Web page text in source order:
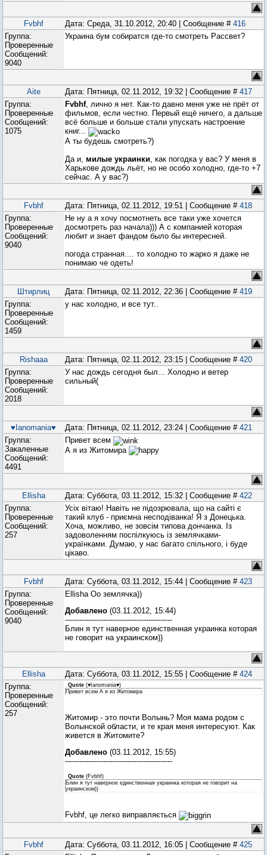
Fvbhf Дата: Среда, 31.10.2012, 20:40 | Сообщение # 416
Группа:
Проверенные
Сообщений:
9040
Украина бум собиратся где-то смотреть Рассвет?
Aite Дата: Пятница, 02.11.2012, 19:32 | Сообщение # 417
Группа:
Проверенные
Сообщений:
1075
Fvbhf, лично я нет. Как-то давно меня уже не прёт от
фильмов, если честно. Первый ещё ничего, а дальше
всё больше и больше стали упускать настроение
книг...
А ты будешь смотреть?)
Да и, милые украинки , как погодка у вас? У меня в
Харькове дождь льёт, но не особо холодно, где-то +7
сейчас. А у вас?)
Fvbhf Дата: Пятница, 02.11.2012, 19:51 | Сообщение # 418
Группа:
Проверенные
Сообщений:
9040
Не ну а я хочу посмотнеть все таки уже хочется
досмотреть раз начала))) А с компанией которая
любит и знает фандом было бы интересней.
погода странная.... то холодно то жарко я даже не
понимаю че одеть!
Штирлиц Дата: Пятница, 02.11.2012, 22:36 | Сообщение # 419
Группа:
Проверенные
Сообщений:
1459
у нас холодно, и все тут..
Rishaaa Дата: Пятница, 02.11.2012, 23:15 | Сообщение # 420
Группа:
Проверенные
Сообщений:
2018
У нас дождь сегодня был... Холодно и ветер
сильный(
♥Ianomania♥ Дата: Пятница, 02.11.2012, 23:24 | Сообщение # 421
Группа:
Закаленные
Сообщений:
4491
Привет всем
А я из Житомира
Ellisha Дата: Суббота, 03.11.2012, 15:32 | Сообщение # 422
Группа:
Проверенные
Сообщений:
257
Усіх вітаю! Навіть не підозрювала, що на сайті є
такий клуб - приємна несподіванка! Я з Донецька.
Хоча, можливо, не зовсім типова дончанка. Із
задоволенням поспілкуюсь із землячками-
українками. Думаю, у нас багато спільного, і буде
цікаво.
Fvbhf Дата: Суббота, 03.11.2012, 15:44 | Сообщение # 423
Группа:
Проверенные
Сообщений:
9040
Ellisha Оо землячка))
Добавлено (03.11.2012, 15:44)
---------------------------------------------
Блин я тут наверное единственная украинка которая
не говорит на украинском))
Ellisha Дата: Суббота, 03.11.2012, 15:55 | Сообщение # 424
Группа:
Проверенные
Сообщений:
257
Quote (♥Ianomania♥)
Привет всем А я из Житомира
Житомир - это почти Волынь? Моя мама родом с
Волынской области, и те края меня интересуют. Как
живется в Житомите?
Добавлено (03.11.2012, 15:55)
---------------------------------------------
Quote (Fvbhf)
Блин я тут наверное единственная украинка которая не говорит на
украинском))
Fvbhf, це легко виправляється
Fvbhf Дата: Суббота, 03.11.2012, 16:05 | Сообщение # 425